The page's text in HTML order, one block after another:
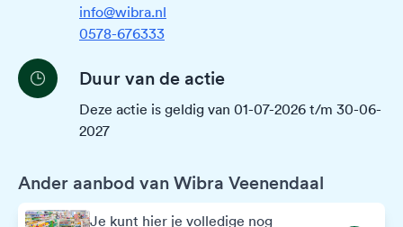
info@wibra.nl
0578-676333
Duur van de actie
Deze actie is geldig van 01-07-2026 t/m 30-06-
2027
Ander aanbod van Wibra Veenendaal
Je kunt hier je volledige nog